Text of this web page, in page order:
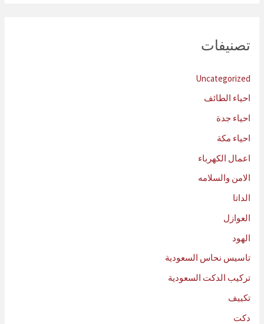
تصنيفات
Uncategorized
احياء الطائف
احياء جدة
احياء مكة
اعمال الكهرباء
الامن والسلامه
الداتا
العوازل
الهود
تاسيس نحاس السعودية
تركيب الدكت السعودية
تكييف
دكت